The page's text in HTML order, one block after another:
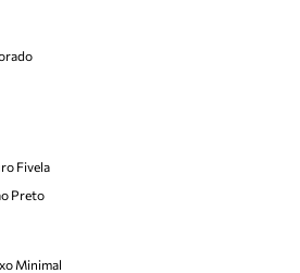
Fivela
Preto
Minimal